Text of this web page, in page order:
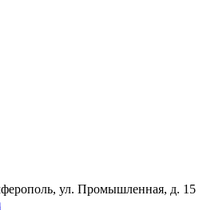
ул. Промышленная, д. 15